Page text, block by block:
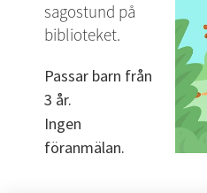
sagostund på
biblioteket.
Passar barn från
3 år.
Ingen
föranmälan.